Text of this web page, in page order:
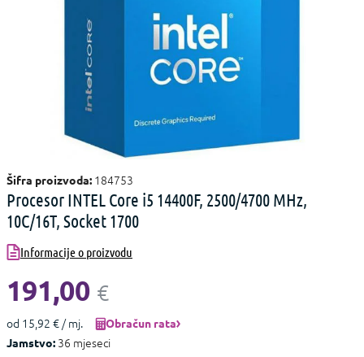
Šifra proizvoda: 184753
Procesor INTEL Core i5 14400F, 2500/4700 MHz,
10C/16T, Socket 1700
Informacije o proizvodu
191,00 €
od 15,92 € / mj.
Obračun rata
Jamstvo: 36 mjeseci